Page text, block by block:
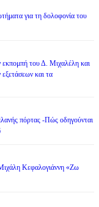
για τη δολοφονία του
του Δ. Μιχαλέλη και
και τα
πόρτας -Πώς οδηγούνται
Κεφαλογιάννη «Ζω